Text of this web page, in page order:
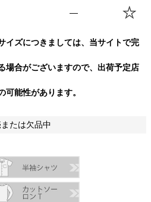
肩幅
—
イズにつきましては、当サイトで完
場合がございますので、出荷予定店
能性があります。
たは欠品中